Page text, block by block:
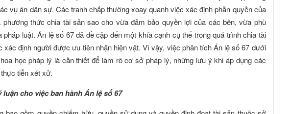
vụ án dân sự. Các tranh chấp thường xoay quanh việc xác định phần quyền của
thức chia tài sản sao cho vừa đảm bảo quyền lợi của các bên, vừa phù
pháp luật. Án lệ số 67 đã đề cập đến một khía cạnh cụ thể trong quá trình chia tài
xác định người được ưu tiên nhận hiện vật. Vì vậy, việc phân tích Án lệ số 67 dưới
học pháp lý là cần thiết để làm rõ cơ sở pháp lý, những lưu ý khi áp dụng các
tiễn xét xử.
cho việc ban hành Án lệ số 67